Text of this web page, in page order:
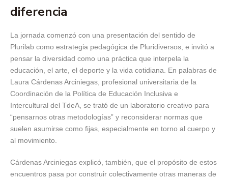
diferencia
La jornada comenzó con una presentación del sentido de
Plurilab como estrategia pedagógica de Pluridiversos, e invitó a
pensar la diversidad como una práctica que interpela la
educación, el arte, el deporte y la vida cotidiana. En palabras de
Laura Cárdenas Arciniegas, profesional universitaria de la
Coordinación de la Política de Educación Inclusiva e
Intercultural del TdeA, se trató de un laboratorio creativo para
“pensarnos otras metodologías” y reconsiderar normas que
suelen asumirse como fijas, especialmente en torno al cuerpo y
al movimiento.
Cárdenas Arciniegas explicó, también, que el propósito de estos
encuentros pasa por construir colectivamente otras maneras de